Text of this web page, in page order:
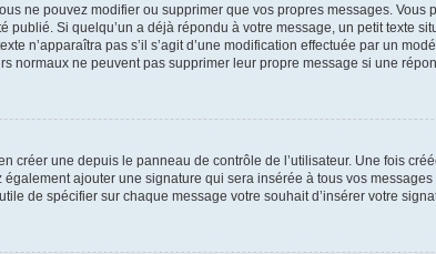
ne pouvez modifier ou supprimer que vos propres messages.
Si quelqu’un a déjà répondu à votre message, un petit texte
n’apparaîtra pas s’il s’agit d’une modification effectuée par un
normaux ne peuvent pas supprimer leur propre message si une
créer une depuis le panneau de contrôle de l’utilisateur. Une fois
ajouter une signature qui sera insérée à tous vos
de spécifier sur chaque message votre souhait d’insérer votre